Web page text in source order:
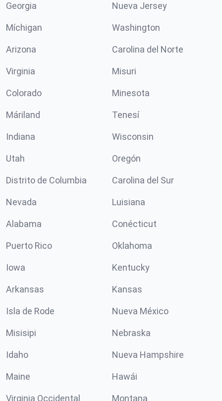
Georgia Nueva Jersey
Míchigan Washington
Arizona Carolina del Norte
Virginia Misuri
Colorado Minesota
Máriland Tenesí
Indiana Wisconsin
Utah Oregón
Distrito de Columbia Carolina del Sur
Nevada Luisiana
Alabama Conécticut
Puerto Rico Oklahoma
Iowa Kentucky
Arkansas Kansas
Isla de Rode Nueva México
Misisipi Nebraska
Idaho Nueva Hampshire
Maine Hawái
Virginia Occidental Montana